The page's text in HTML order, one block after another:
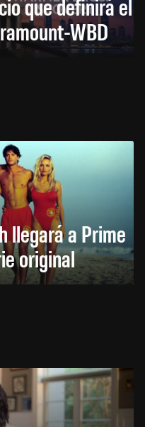
que definirá el
WBD
llegará a Prime
original